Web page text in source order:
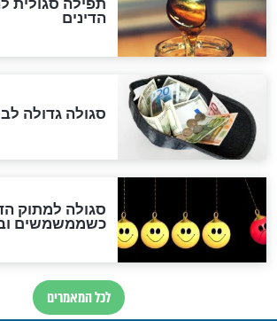
לכל המאמרים
אחרית הימים
האם אפשר לחשב
מה יהיה בימות